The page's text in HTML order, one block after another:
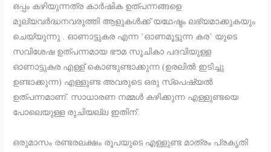
ഒപ്പം കഴിയുന്നത്ര കാർഷിക ഉത്പന്നങ്ങളെ
മൂല്യവർദ്ധനവരുത്തി ആളുകൾക്ക് യഥേഷ്ടം ലഭ്യമാക്കുകയും
ചെയ്യുന്നു . ഓണാട്ടുകര എന്ന ‘ഓണമൂട്ടുന്ന കര’ യുടെ
സവിശേഷ ഉത്പന്നമായ ഭൗമ സൂചികാ പദവിയുള്ള
ഓണാട്ടുകര എള്ള് കൊണ്ടുണ്ടാക്കുന്ന (ഉരലിൽ ഇടിച്ചു
ഉണ്ടാക്കുന്ന) എള്ളുണ്ട അവരുടെ ഒരു സ്പെഷ്യൽ
ഉത്പന്നമാണ്. സാധാരണ നമ്മൾ കഴിക്കുന്ന എള്ളുണ്ടയെ
പോലെയുള്ള രുചിയല്ല ഇതിന്.
ഒരുമാസം രണ്ടരലക്ഷം രൂപയുടെ എള്ളുണ്ട മാത്രം പ്രകൃതി